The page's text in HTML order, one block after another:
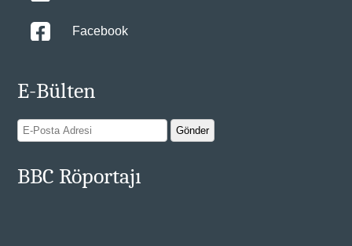
Facebook
E-Bülten
BBC Röportajı